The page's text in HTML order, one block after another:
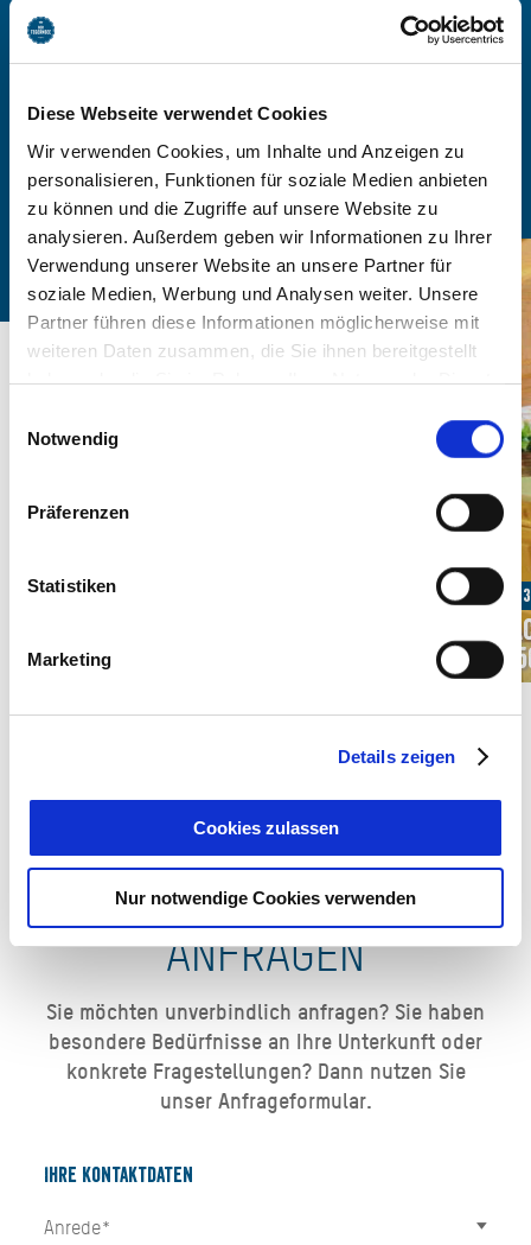
Diese Webseite verwendet Cookies
Wir verwenden Cookies, um Inhalte und Anzeigen zu
personalisieren, Funktionen für soziale Medien anbieten
zu können und die Zugriffe auf unsere Website zu
analysieren. Außerdem geben wir Informationen zu Ihrer
Verwendung unserer Website an unsere Partner für
soziale Medien, Werbung und Analysen weiter. Unsere
Partner führen diese Informationen möglicherweise mit
weiteren Daten zusammen, die Sie ihnen bereitgestellt
haben oder die Sie im Rahmen Ihrer Nutzung der Dienste
Cookies, wenn Sie unsere Webseite weiterhin nutzen.
Notwendig
Präferenzen
Statistiken
Marketing
Details zeigen
Cookies zulassen
Nur notwendige Cookies verwenden
Anzahl Personen
Zimmer finden
Südwohnung (50qm) (2) " Hirschberg "
Ab
UNVERBINDLICH
ANFRAGEN
Sie möchten unverbindlich anfragen? Sie haben
besondere Bedürfnisse an Ihre Unterkunft oder
konkrete Fragestellungen? Dann nutzen Sie
unser Anfrageformular.
Ihre Kontaktdaten